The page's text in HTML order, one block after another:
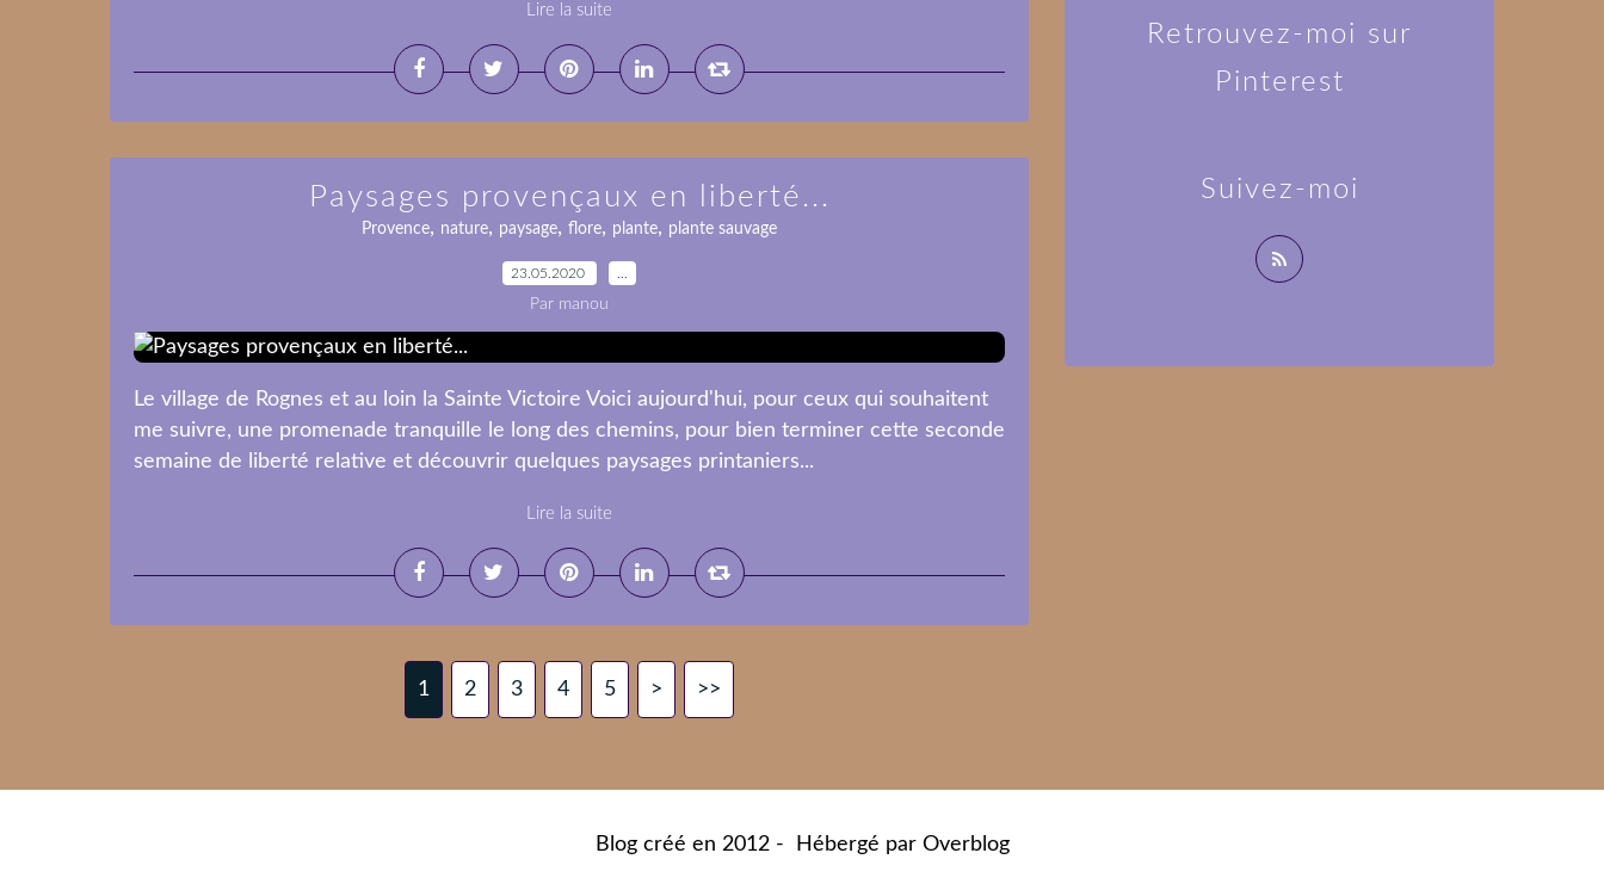
Lire la suite
Paysages provençaux en liberté...
Provence, nature, paysage, flore, plante, plante sauvage
23.05.2020
Par manou
Le village de Rognes et au loin la Sainte Victoire Voici aujourd'hui, pour ceux qui souhaitent
me suivre, une promenade tranquille le long des chemins, pour bien terminer cette seconde
semaine de liberté relative et découvrir quelques paysages printaniers...
Lire la suite
1 2 3 4 5 > >>
Suivez-moi
Retrouvez-moi sur
Pinterest
Blog créé en 2012 - Hébergé par Overblog